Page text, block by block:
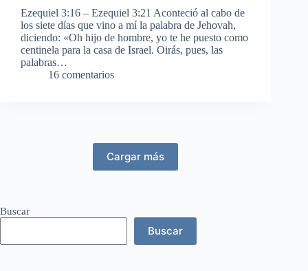
Ezequiel 3:16 – Ezequiel 3:21 Aconteció al cabo de
los siete días que vino a mí la palabra de Jehovah,
diciendo: «Oh hijo de hombre, yo te he puesto como
centinela para la casa de Israel. Oirás, pues, las
palabras…
16 comentarios
Cargar más
Buscar
Buscar